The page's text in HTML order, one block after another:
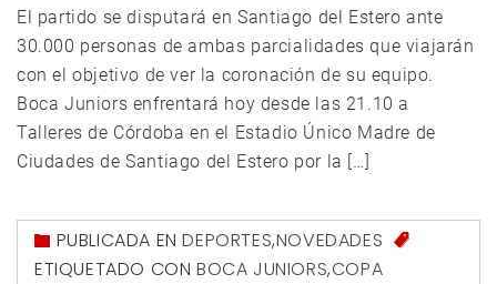
El partido se disputará en Santiago del Estero ante
30.000 personas de ambas parcialidades que viajarán
con el objetivo de ver la coronación de su equipo.
Boca Juniors enfrentará hoy desde las 21.10 a
Talleres de Córdoba en el Estadio Único Madre de
Ciudades de Santiago del Estero por la […]
PUBLICADA ENDEPORTES,NOVEDADES
ETIQUETADO CON BOCA JUNIORS,COPA